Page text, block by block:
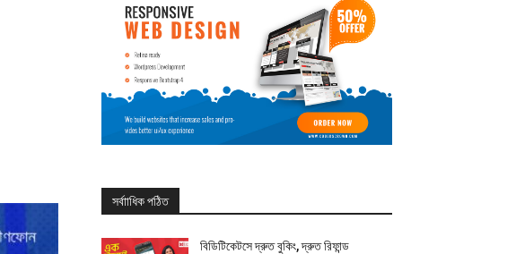
সর্বাাধিক পঠিত
বিডিটিকেটসে দ্রুত বুকিং, দ্রুত রিফান্ড